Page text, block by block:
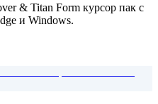
& Titan Form курсор пак с
и Windows.